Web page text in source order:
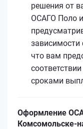
решения от
ОСАГО Поло
зависимости
что вам
сроками
Оформление
Комсомольске-